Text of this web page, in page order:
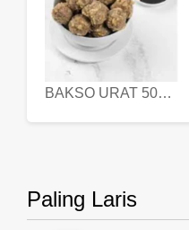
BAKSO URAT 500 GR
Paling Laris